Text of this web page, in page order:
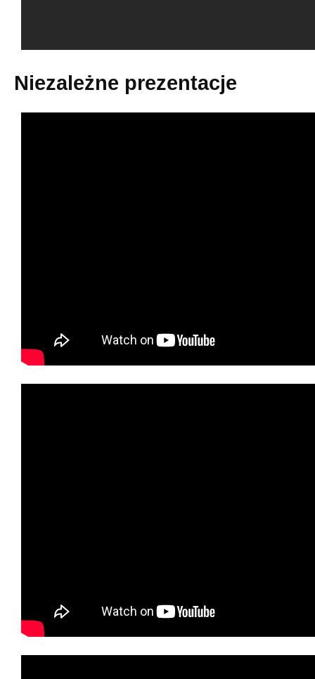
Niezależne prezentacje